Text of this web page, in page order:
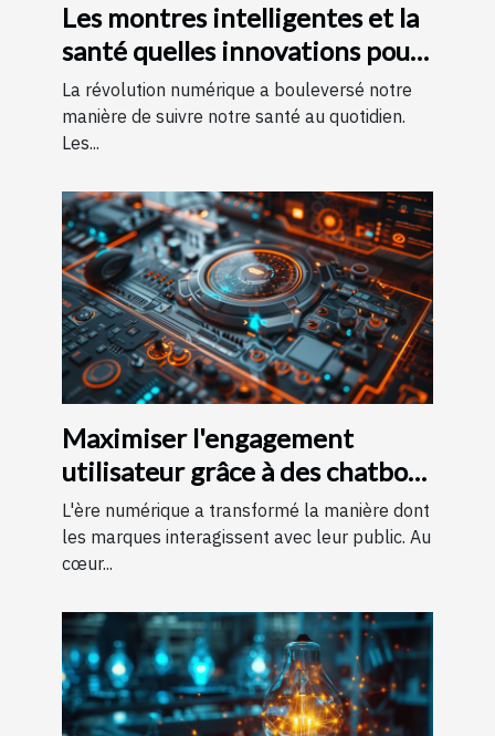
Les montres intelligentes et la
santé quelles innovations pour
le suivi quotidien
La révolution numérique a bouleversé notre
manière de suivre notre santé au quotidien.
Les...
Maximiser l'engagement
utilisateur grâce à des chatbots
IA sur des pages d'accueil
L'ère numérique a transformé la manière dont
les marques interagissent avec leur public. Au
cœur...